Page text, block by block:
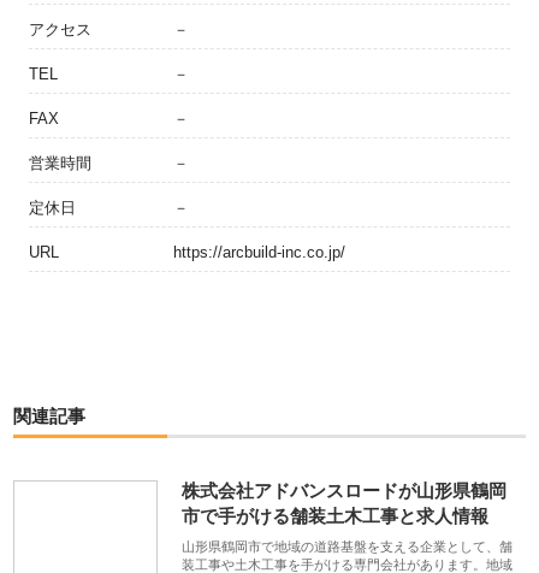
アクセス －
TEL －
FAX －
営業時間 －
定休日 －
URL https://arcbuild-inc.co.jp/
関連記事
株式会社アドバンスロードが山形県鶴岡
市で手がける舗装土木工事と求人情報
山形県鶴岡市で地域の道路基盤を支える企業として、舗
装工事や土木工事を手がける専門会社があります。地域